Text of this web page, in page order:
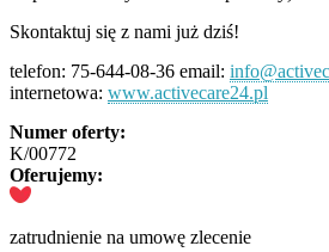
Skontaktuj się z nami już dziś!
telefon: 75-644-08-36 email:
internetowa: www.activecare24.pl
Numer oferty:
K/00772
Oferujemy:
zatrudnienie na umowę zlecenie